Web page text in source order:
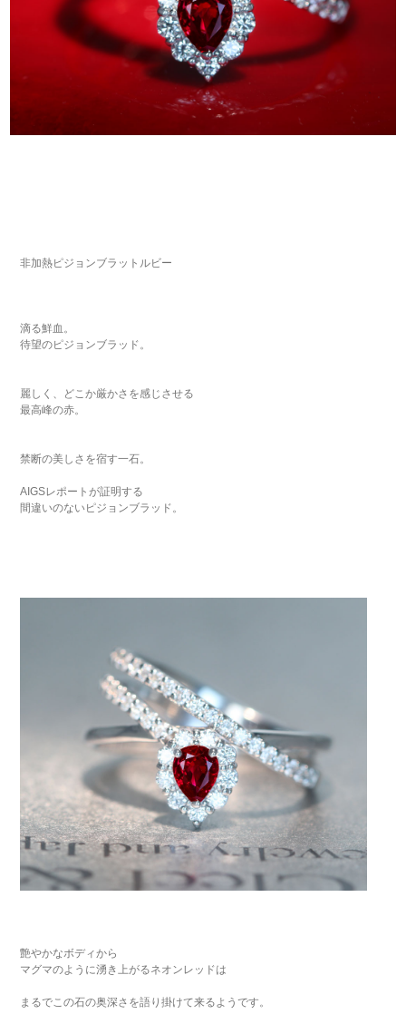
非加熱ピジョンブラットルビー
滴る鮮血。
待望のピジョンブラッド。
麗しく、どこか厳かさを感じさせる
最高峰の赤。
禁断の美しさを宿す一石。
AIGSレポートが証明する
間違いのないピジョンブラッド。
艶やかなボディから
マグマのように湧き上がるネオンレッドは
まるでこの石の奥深さを語り掛けて来るようです。